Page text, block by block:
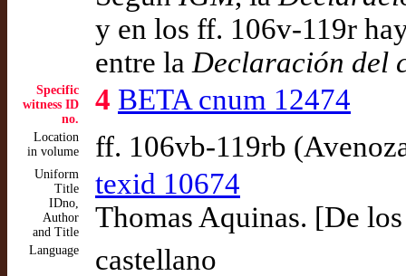
y en los ff. 106v-119r
entre la Declaración del
Specific
witness ID
no.
4 BETA cnum 12474
Location
in volume
ff. 106vb-119rb
Uniform
Title
IDno,
Author
and Title
texid 10674
Thomas Aquinas. [De
Language castellano